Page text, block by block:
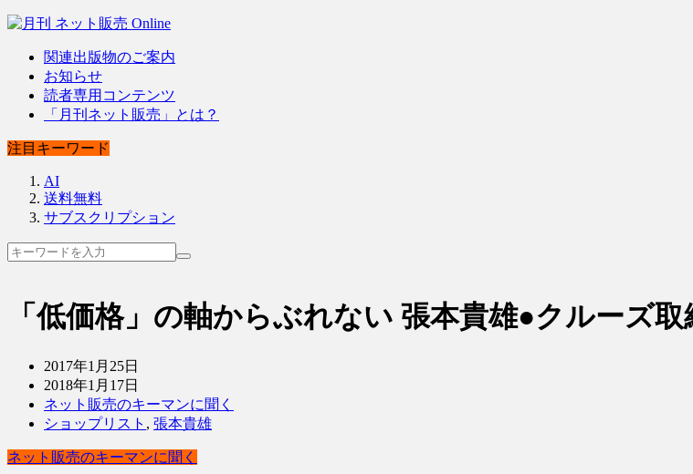
関連出版物のご案内
お知らせ
読者専用コンテンツ
「月刊ネット販売」とは？
注目キーワード
AI
送料無料
サブスクリプション
「低価格」の軸からぶれない 張本貴雄●クルーズ
2017年1月25日
2018年1月17日
ネット販売のキーマンに聞く
ショップリスト , 張本貴雄
ネット販売のキーマンに聞く